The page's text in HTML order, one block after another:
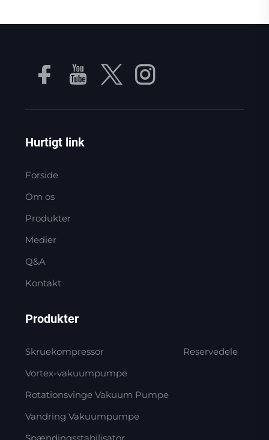
Hurtigt link
Forside
Om os
Produkter
Medier
Q&A
Kontakt
Produkter
Skruekompressor
Vortex-vakuumpumpe
Rotationsvinge Vakuum Pumpe
Vandring Vakuumpumpe
Reservedele